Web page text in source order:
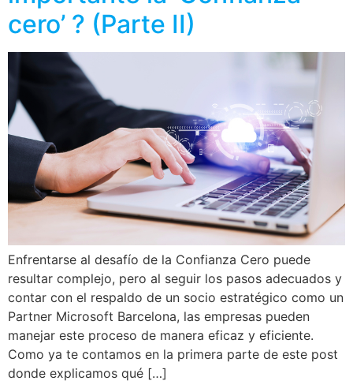
cero’ ? (Parte II)
Enfrentarse al desafío de la Confianza Cero puede
resultar complejo, pero al seguir los pasos adecuados y
contar con el respaldo de un socio estratégico como un
Partner Microsoft Barcelona, las empresas pueden
manejar este proceso de manera eficaz y eficiente.
Como ya te contamos en la primera parte de este post
donde explicamos qué […]